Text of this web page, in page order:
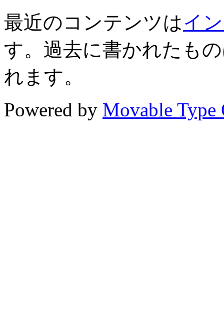
最近のコンテンツはイ
す。過去に書かれたも
れます。
Powered by Movable Type